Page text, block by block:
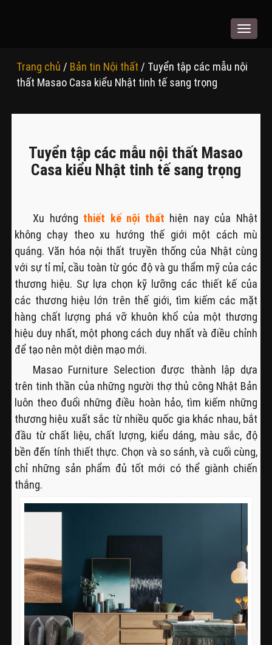
Toggle
Trang chủ / Bản tin Nội thất / Tuyển tập các mẫu nội
thất Masao Casa kiểu Nhật tinh tế sang trọng
Tuyển tập các mẫu nội thất Masao
Casa kiểu Nhật tinh tế sang trọng
Xu hướng thiết kế nội thất hiện nay của Nhật
không chạy theo xu hướng thế giới một cách mù
quáng. Văn hóa nội thất truyền thống của Nhật cùng
với sự tỉ mỉ, cầu toàn từ góc độ và gu thẩm mỹ của các
thương hiệu. Sự lựa chọn kỹ lưỡng các thiết kế của
các thương hiệu lớn trên thế giới, tìm kiếm các mặt
hàng chất lượng phá vỡ khuôn khổ của một thương
hiệu duy nhất, một phong cách duy nhất và điều chỉnh
để tạo nên một diện mạo mới.
Masao Furniture Selection được thành lập dựa
trên tinh thần của những người thợ thủ công Nhật Bản
luôn theo đuổi những điều hoàn hảo, tìm kiếm những
thương hiệu xuất sắc từ nhiều quốc gia khác nhau, bắt
đầu từ chất liệu, chất lượng, kiểu dáng, màu sắc, độ
bền đến tính thiết thực. Chọn và so sánh, và cuối cùng,
chỉ những sản phẩm đủ tốt mới có thể giành chiến
thắng.